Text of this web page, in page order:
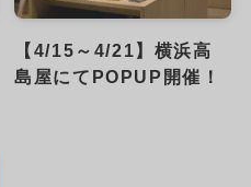
【4/15～4/21】横浜高
島屋にてPOPUP開催！